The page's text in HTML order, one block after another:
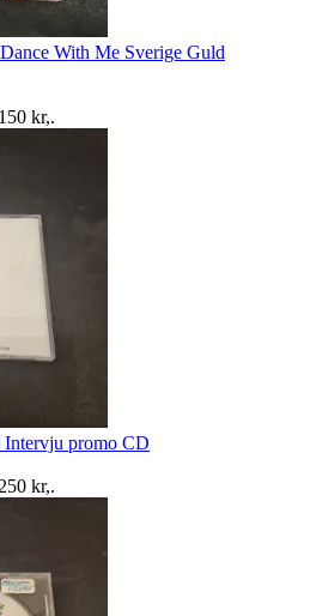
With Me Sverige Guld
150 kr,.
promo CD
250 kr,.